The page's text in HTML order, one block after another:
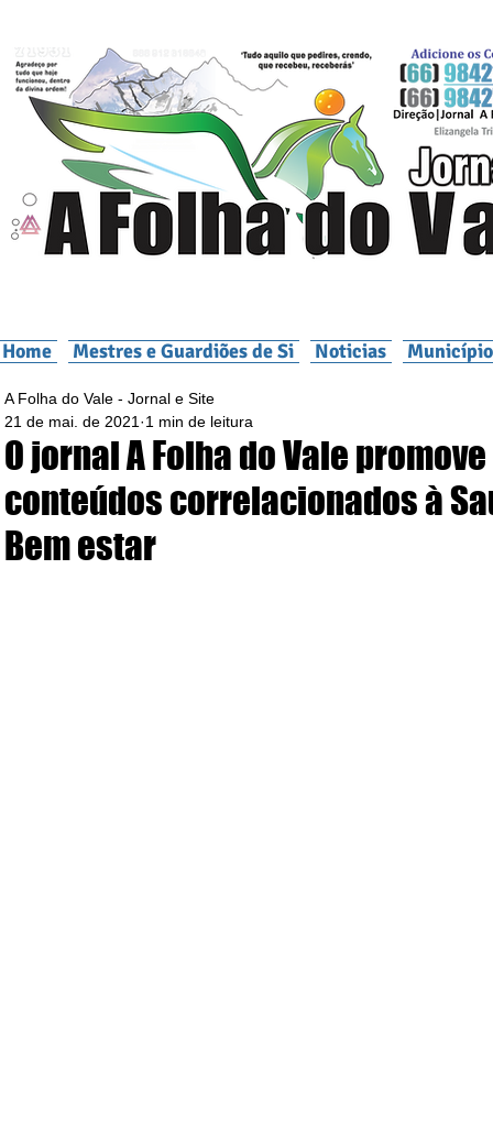
Home Mestres e Guardiões de Si Noticias
O jornal A Folha do Vale promove
conteúdos correlacionados à
Bem estar
A Folha do Vale - Jornal e Site
21 de mai. de 2021 1 min de leitura